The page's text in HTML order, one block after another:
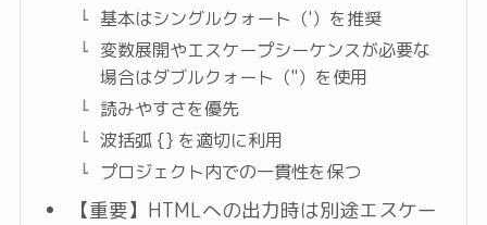
基本はシングルクォート（'）を推奨
変数展開やエスケープシーケンスが必要な
場合はダブルクォート（"）を使用
読みやすさを優先
波括弧 {} を適切に利用
プロジェクト内での一貫性を保つ
【重要】HTMLへの出力時は別途エスケー